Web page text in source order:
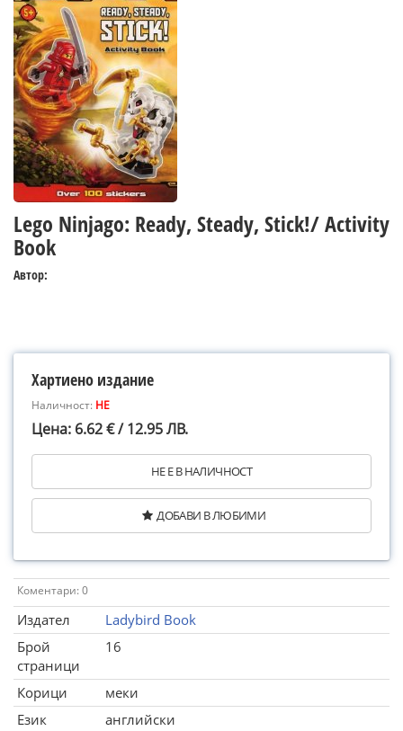
Lego Ninjago: Ready, Steady, Stick!/ Activity
Book
Автор:
Хартиено издание
Наличност: НЕ
Цена: 6.62 € / 12.95 ЛВ.
НЕ Е В НАЛИЧНОСТ
ДОБАВИ В ЛЮБИМИ
Коментари: 0
Издател
Ladybird Book
Брой
страници
16
Корици
меки
Език
английски